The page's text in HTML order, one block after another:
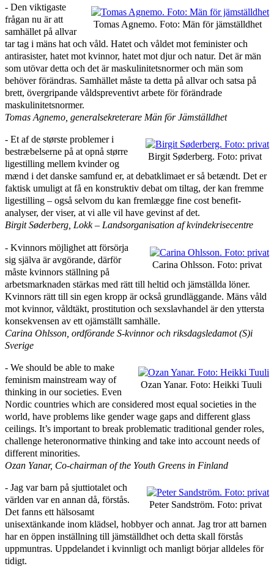
Tomas Agnemo. Foto: Män för jämställdhet
‑ Den viktigaste
frågan nu är att
samhället på allvar
tar tag i mäns hat och våld. Hatet och våldet mot feminister och
antirasister, hatet mot kvinnor, hatet mot djur och natur. Det är män
som utövar detta och det är maskulinitetsnormer och män som
behöver förändras. Samhället måste ta detta på allvar och satsa på
brett, övergripande våldspreventivt arbete för förändrade
maskulinitetsnormer.
Tomas Agnemo, generalsekreterare Män för Jämställdhet
Birgit Søderberg. Foto: privat
‑ Et af de største problemer i
bestræbelserne på at opnå større
ligestilling mellem kvinder og
mænd i det danske samfund er, at debatklimaet er så betændt. Det er
faktisk umuligt at få en konstruktiv debat om tiltag, der kan fremme
ligestilling – også selvom du kan fremlægge fine cost benefit-
analyser, der viser, at vi alle vil have gevinst af det.
Birgit Søderberg, Lokk – Landsorganisation af kvindekrisecentre
Carina Ohlsson. Foto: privat
‑ Kvinnors möjlighet att försörja
sig själva är avgörande, därför
måste kvinnors ställning på
arbetsmarknaden stärkas med rätt till heltid och jämställda löner.
Kvinnors rätt till sin egen kropp är också grundläggande. Mäns våld
mot kvinnor, våldtäkt, prostitution och sexslavhandel är den yttersta
konsekvensen av ett ojämställt samhälle.
Carina Ohlsson, ordförande S-kvinnor och riksdagsledamot (S)i
Sverige
Ozan Yanar. Foto: Heikki Tuuli
‑ We should be able to make
feminism mainstream way of
thinking in our societies. Even
Nordic countries which are considered most equal societies in the
world, have problems like gender wage gaps and different glass
ceilings. It’s important to break problematic traditional gender roles,
challenge heteronormative thinking and take into account needs of
different minorities.
Ozan Yanar, Co-chairman of the Youth Greens in Finland
Peter Sandström. Foto: privat
‑ Jag var barn på sjuttiotalet och
världen var en annan då, förstås.
Det fanns ett hälsosamt
unisextänkande inom klädsel, hobbyer och annat. Jag tror att barnen
har en öppen inställning till jämställdhet och detta skall förstås
uppmuntras. Uppdelandet i kvinnligt och manligt börjar alldeles för
tidigt.